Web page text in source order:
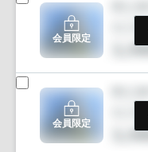
会員限定
会員限定